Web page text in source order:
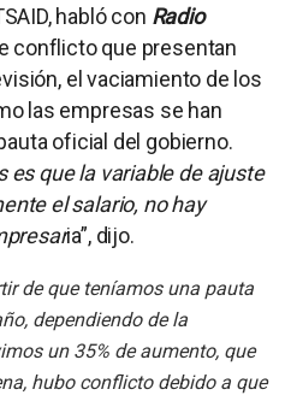
habló con Radio
conflicto que presentan
el vaciamiento de los
las empresas se han
oficial del gobierno.
es que la variable de ajuste
el salario, no hay
ia”, dijo.
de que teníamos una pauta
dependiendo de la
un 35% de aumento, que
hubo conflicto debido a que